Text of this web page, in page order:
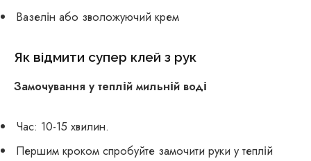
Вазелін або зволожуючий крем
Як відмити супер клей з рук
Замочування у теплій мильній воді
Час: 10-15 хвилин.
Першим кроком спробуйте замочити руки у теплій